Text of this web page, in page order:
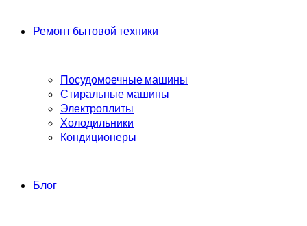
Ремонт бытовой техники
Посудомоечные машины
Стиральные машины
Электроплиты
Холодильники
Кондиционеры
Блог